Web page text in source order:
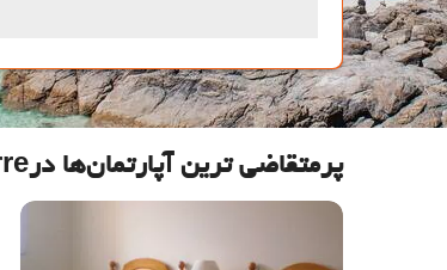
پرمتقاضی ترین آپارتمان‌‌ها درFinisterre